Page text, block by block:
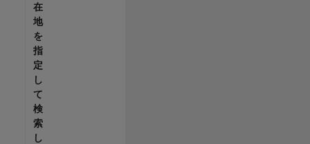
在
地
を
指
定
し
て
検
索
し